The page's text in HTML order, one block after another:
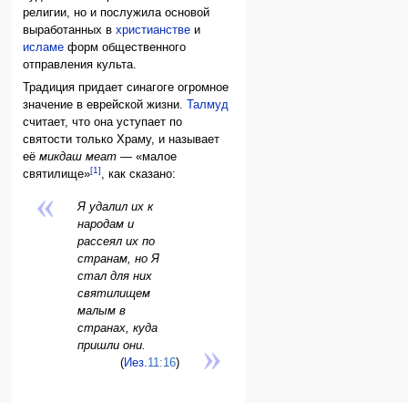
религии, но и послужила основой
выработанных вхристианстве и
исламе форм общественного
отправления культа.
Традиция придает синагоге огромное
значение в еврейской жизни.
Талмуд
считает, что она уступает по
святости только Храму, и называет
еёмикдаш меат — «малое
святилище»[1], как сказано:
Я удалил их к
народам и
рассеял их по
странам, но Я
стал для них
святилищем
малым в
странах, куда
пришли они.
(Иез. 11:16)